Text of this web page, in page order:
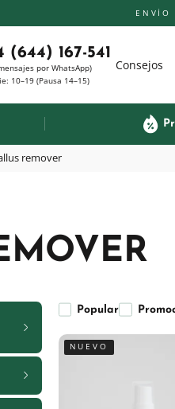
ENVÍO
Consejos
(644) 167-541
por WhatsApp)
10–19 (Pausa 14–15)
remover
Popular
NUEVO